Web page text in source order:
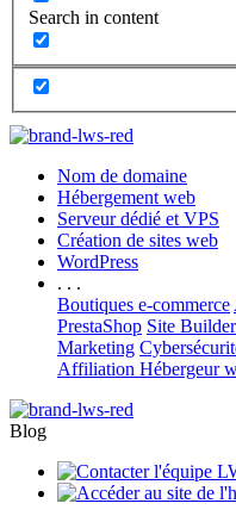
Search in content
Nom de domaine
Hébergement web
Serveur dédié et VPS
Création de sites web
WordPress
. . .
Boutiques e-commerce
PrestaShop Site
Marketing
Affiliation Hébergeur
Blog